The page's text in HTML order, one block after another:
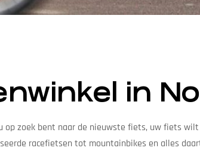
in
zoek bent naar de nieuwste fiets, uw fiets
racefietsen tot mountainbikes en alles